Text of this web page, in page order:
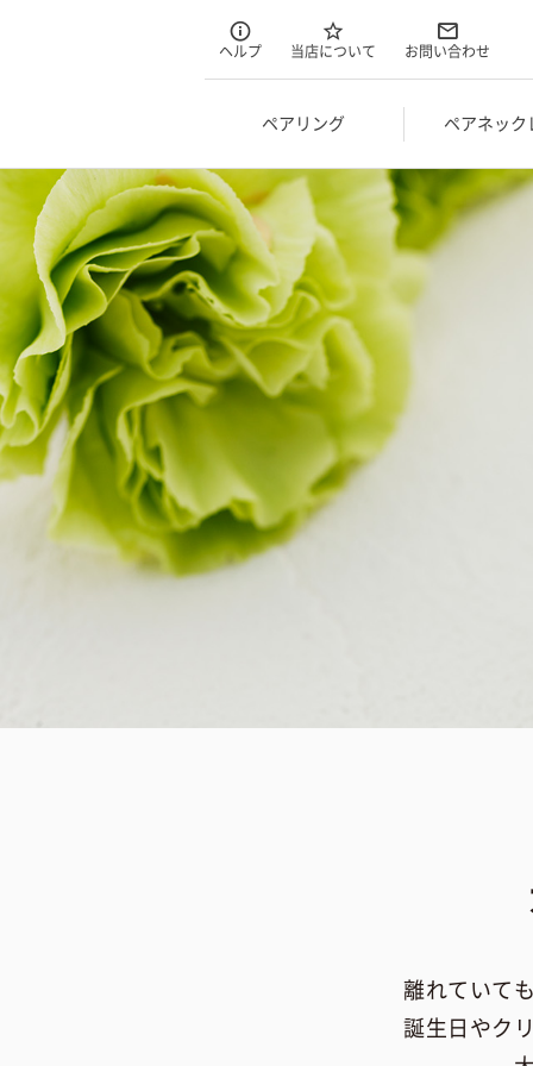
ヘルプ 当店について お問い合わせ
ペアリング ペアネック
離れていて
誕生日やク